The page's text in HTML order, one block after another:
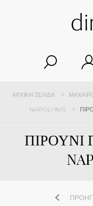
ΑΡΧΙΚΉ ΣΕΛΊΔΑ
NAPOLI 18/0
ΠΙΡΟΥΝΙ
ΠΡΟΗΓ